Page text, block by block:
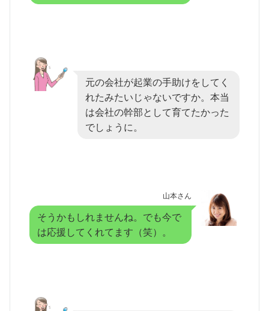
元の会社が起業の手助けをしてく
れたみたいじゃないですか。本当
は会社の幹部として育てたかった
でしょうに。
山本さん
そうかもしれませんね。でも今で
は応援してくれてます（笑）。